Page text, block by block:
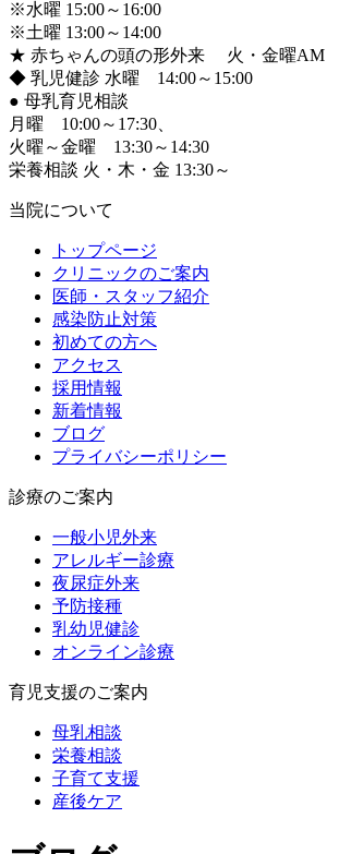
※水曜 15:00～16:00
※土曜 13:00～14:00
★ 赤ちゃんの頭の形外来 火・金曜AM
◆ 乳児健診 水曜 14:00～15:00
● 母乳育児相談
月曜 10:00～17:30、
火曜～金曜 13:30～14:30
栄養相談 火・木・金 13:30～
当院について
トップページ
クリニックのご案内
医師・スタッフ紹介
感染防止対策
初めての方へ
アクセス
採用情報
新着情報
ブログ
プライバシーポリシー
診療のご案内
一般小児外来
アレルギー診療
夜尿症外来
予防接種
乳幼児健診
オンライン診療
育児支援のご案内
母乳相談
栄養相談
子育て支援
産後ケア